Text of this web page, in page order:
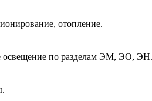
отопление.
освещение по разделам ЭМ, ЭО, ЭН.